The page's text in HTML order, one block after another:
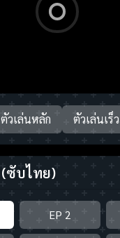
ตัวเล่นหลัก ตัวเล่นเร็ว
(ซับไทย)
EP 2